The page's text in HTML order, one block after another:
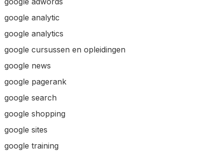
google analytic
google analytics
google cursussen en opleidingen
google news
google pagerank
google search
google shopping
google sites
google training